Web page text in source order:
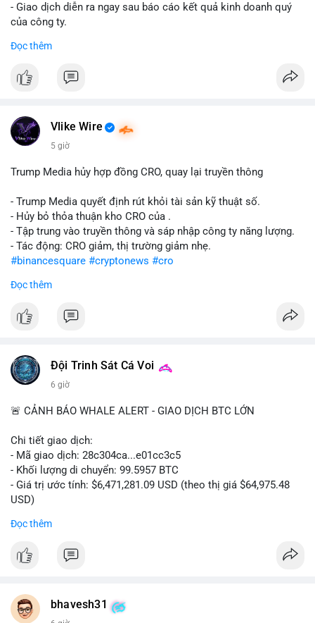
- Giao dịch diễn ra ngay sau báo cáo kết quả kinh doanh quý
của công ty.
#abtc #cryptonews
$btc $eth
📰 Nguồn: CoinDesk
Đọc thêm
Vlike Wire
5 giờ
Trump Media hủy hợp đồng CRO, quay lại truyền thông
- Trump Media quyết định rút khỏi tài sản kỹ thuật số.
- Hủy bỏ thỏa thuận kho CRO của .
- Tập trung vào truyền thông và sáp nhập công ty năng lượng.
- Tác động: CRO giảm, thị trường giảm nhẹ.
#binancesquare #cryptonews #cro
$cro
#vlikevn #titanbot
Đọc thêm
Đội Trinh Sát Cá Voi
6 giờ
🚨 CẢNH BÁO WHALE ALERT - GIAO DỊCH BTC LỚN
Chi tiết giao dịch:
- Mã giao dịch: 28c304ca...e01cc3c5
- Khối lượng di chuyển: 99.5957 BTC
- Giá trị ước tính: $6,471,281.09 USD (theo thị giá $64,975.48
USD)
giá hơn 6.47 triệu USD, cho thấy dấu hiệu chuyển tiền quy mô
thanh khoản hoặc bán, hoặc chuyển sang ví lạnh nhằm tích lũy
dài hạn. Việc giao dịch chưa được xác nhận tạo tâm lý thận
Đọc thêm
bhavesh31